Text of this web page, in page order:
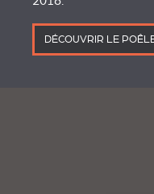
DÉCOUVRIR LE